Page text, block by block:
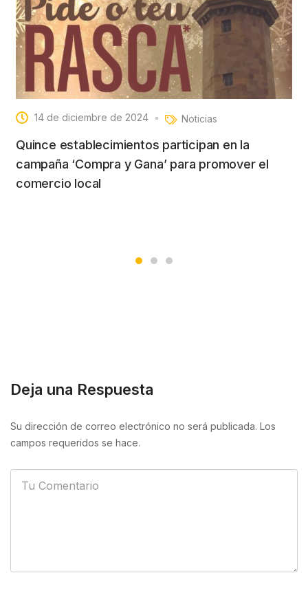
14 de diciembre de 2024 Noticias
Quince establecimientos participan en la
campaña ‘Compra y Gana’ para promover el
comercio local
Deja una Respuesta
Su dirección de correo electrónico no será publicada. Los
campos requeridos se hace.